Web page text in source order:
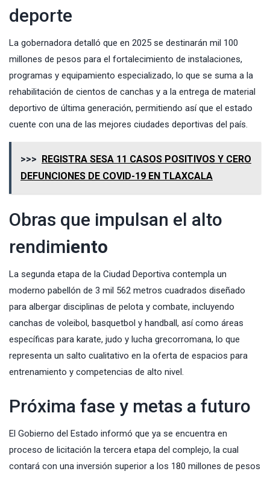
deporte
La gobernadora detalló que en 2025 se destinarán mil 100
millones de pesos para el fortalecimiento de instalaciones,
programas y equipamiento especializado, lo que se suma a la
rehabilitación de cientos de canchas y a la entrega de material
deportivo de última generación, permitiendo así que el estado
cuente con una de las mejores ciudades deportivas del país.
>>>
REGISTRA SESA 11 CASOS POSITIVOS Y CERO
DEFUNCIONES DE COVID-19 EN TLAXCALA
Obras que impulsan el alto
rendimiento
La segunda etapa de la Ciudad Deportiva contempla un
moderno pabellón de 3 mil 562 metros cuadrados diseñado
para albergar disciplinas de pelota y combate, incluyendo
canchas de voleibol, basquetbol y handball, así como áreas
específicas para karate, judo y lucha grecorromana, lo que
representa un salto cualitativo en la oferta de espacios para
entrenamiento y competencias de alto nivel.
Próxima fase y metas a futuro
El Gobierno del Estado informó que ya se encuentra en
proceso de licitación la tercera etapa del complejo, la cual
contará con una inversión superior a los 180 millones de pesos